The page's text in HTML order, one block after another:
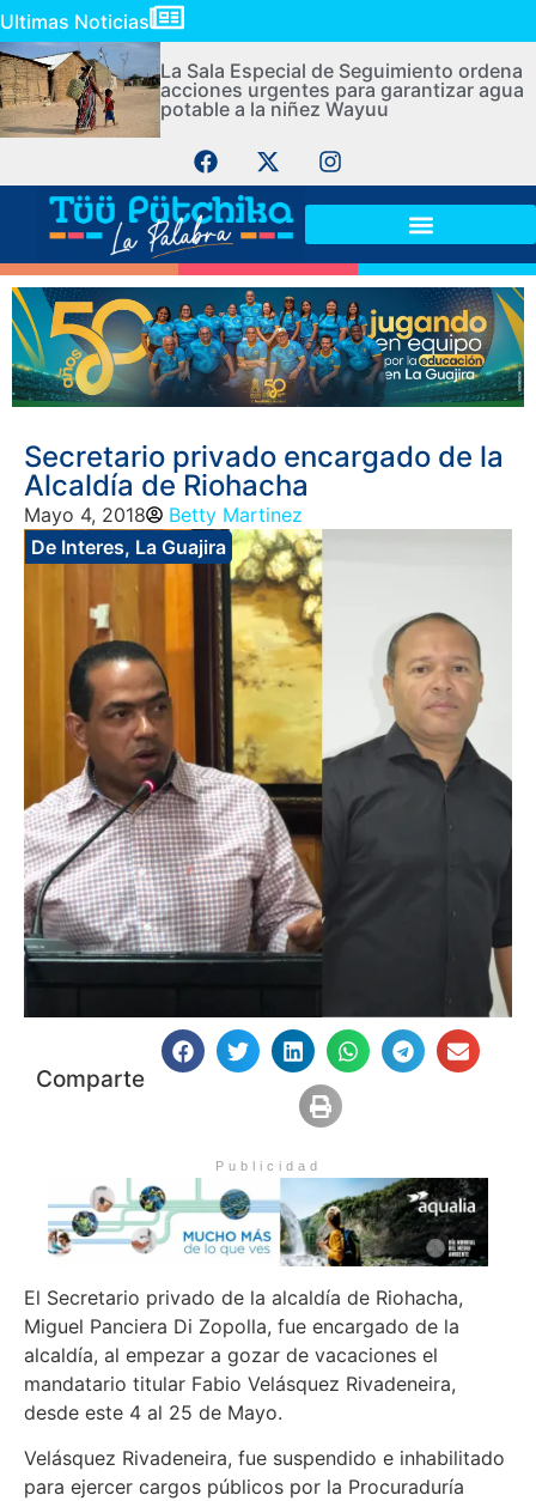
Ultimas Noticias
La Sala Especial de Seguimiento ordena
acciones urgentes para garantizar agua
potable a la niñez Wayuu
Secretario privado encargado de la
Alcaldía de Riohacha
Mayo 4, 2018
Betty Martinez
De Interes, La Guajira
Comparte
Publicidad
El Secretario privado de la alcaldía de Riohacha,
Miguel Panciera Di Zopolla, fue encargado de la
alcaldía, al empezar a gozar de vacaciones el
mandatario titular Fabio Velásquez Rivadeneira,
desde este 4 al 25 de Mayo.
Velásquez Rivadeneira, fue suspendido e inhabilitado
para ejercer cargos públicos por la Procuraduría